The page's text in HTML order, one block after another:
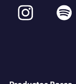
instagram spotify